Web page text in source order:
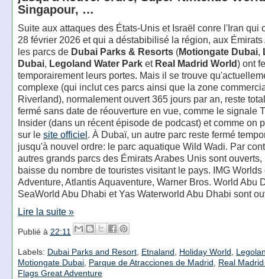
Singapour, …
Suite aux attaques des États-Unis et Israël conre l'Iran qui
28 février 2026 et qui a déstabibilisé la région, aux
les parcs de Dubai Parks & Resorts(Motiongate Dubai,
Dubai, Legoland Water Parket Real Madrid World) ont
temporairement leurs portes. Mais il se trouve
complexe (qui inclut ces parcs ainsi que la zone
Riverland), normalement ouvert 365 jours par an, reste
fermé sans date de réouverture en vue, comme le signale
Insider (dans un récent épisode de podcast) et comme on
sur le site officiel. À Dubaï, un autre parc reste fermé
jusqu'à nouvel ordre: le parc aquatique Wild Wadi. Par
autres grands parcs des Émirats Arabes Unis sont ouverts,
baisse du nombre de touristes visitant le pays. IMG Worlds
Adventure, Atlantis Aquaventure, Warner Bros. World Abu
SeaWorld Abu Dhabi et Yas Waterworld Abu Dhabi sont
Lire la suite »
Publié à 22:11
Labels: Dubai Parks and Resort, Etnaland, Holiday World,
Motiongate Dubai, Parque de Atracciones de Madrid, Real
Flags Great Adventure